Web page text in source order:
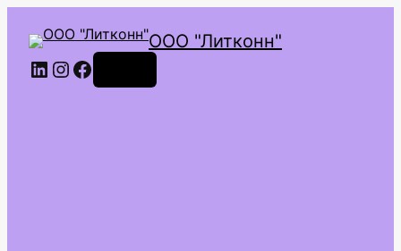
ООО "Литконн"
LinkedIn
Instagram
Facebook